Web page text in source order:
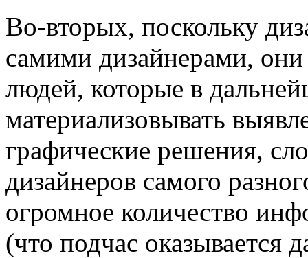
Во-вторых, поскольку
самими дизайнерами,
людей, которые в
материализовывать
графические решения,
дизайнеров самого
огромное количество
(что подчас оказывается